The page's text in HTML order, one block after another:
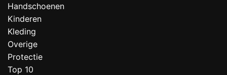
Handschoenen
Kinderen
Kleding
Overige
Protectie
Top 10